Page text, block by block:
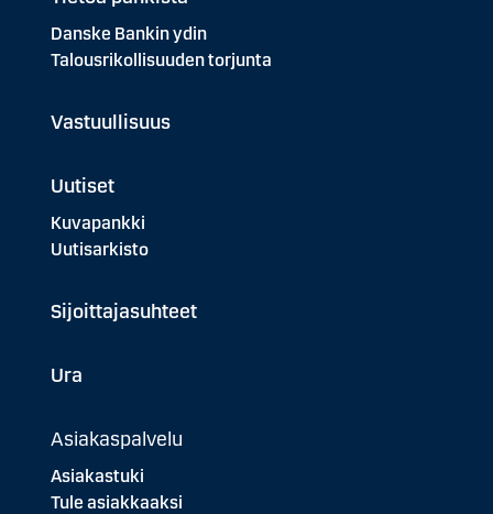
Danske Bankin ydin
Talousrikollisuuden torjunta
Vastuullisuus
Uutiset
Kuvapankki
Uutisarkisto
Sijoittajasuhteet
Ura
Asiakaspalvelu
Asiakastuki
Tule asiakkaaksi